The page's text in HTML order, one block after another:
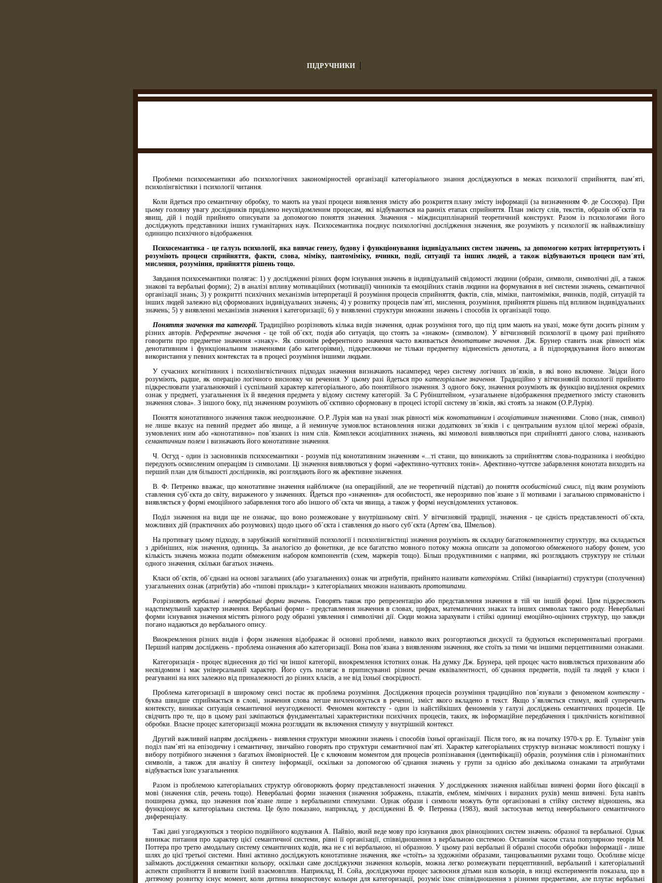
ПІДРУЧНИКИ
Проблеми психосемантики або психологічних закономірностей організації категоріального знання досліджуються в межах психології сприйняття, пам´яті,
психолінгвістики і психології читання.
Коли йдеться про семантичну обробку, то мають на увазі процеси виявлення змісту або розкриття плану змісту інформації (за визначенням Ф. де Соссюра). При
цьому головну увагу дослідників приділено неусвідомленим процесам, які відбуваються на ранніх етапах сприйняття. План змісту слів, текстів, образів об´єктів та
явищ, дій і подій прийнято описувати за допомогою поняття значення. Значення - міждисциплінарний теоретичний конструкт. Разом із психологами його
досліджують представники інших гуманітарних наук. Психосемантика поєднує психологічні дослідження значення, яке розуміють у психології як найважливішу
одиницю психічного відображення.
Психосемантика - це галузь психології, яка вивчає генезу, будову і функціонування індивідуальних систем значень, за допомогою котрих інтерпретують і
розуміють процеси сприйняття, факти, слова, міміку, пантоміміку, вчинки, події, ситуації та інших людей, а також відбуваються процеси пам´яті,
мислення, розуміння, прийняття рішень тощо.
Завдання психосемантики полягає: 1) у дослідженні різних форм існування значень в індивідуальній свідомості людини (образи, символи, символічні дії, а також
знакові та вербальні форми); 2) в аналізі впливу мотиваційних (мотивації) чинників та емоційних станів людини на формування в неї системи значень, семантичної
організації знань; 3) у розкритті психічних механізмів інтерпретації й розуміння процесів сприйняття, фактів, слів, міміки, пантоміміки, вчинків, подій, ситуацій та
інших людей залежно від сформованих індивідуальних значень; 4) у розвитку процесів пам´яті, мислення, розуміння, прийняття рішень під впливом індивідуальних
значень; 5) у виявленні механізмів значення і категоризації; 6) у виявленні структури множини значень і способів їх організації тощо.
Поняття значення та категорії.Традиційно розрізняють кілька видів значення, однак розуміння того, що під цим мають на увазі, може бути досить різним у
різних авторів.Референтне значення- це той об´єкт, подія або ситуація, що стоять за «знаком» (символом). У вітчизняній психології в цьому разі прийнято
говорити про предметне значення «знаку». Як синонім референтного значення часто вживається денотативне значення. Дж. Брунер ставить знак рівності між
денотативним і функціональним значеннями (або категоріями), підкреслюючи не тільки предметну віднесеність денотата, а й підпорядкування його вимогам
використання у певних контекстах та в процесі розуміння іншими людьми.
У сучасних когнітивних і психолінгвістичних підходах значення визначають насамперед через систему логічних зв´язків, в які воно включене. Звідси його
розуміють, радше, як операцію логічного висновку чи речення. У цьому разі йдеться про категоріальне значення. Традиційно у вітчизняній психології прийнято
підкреслювати узагальнюючий і суспільний характер категоріального, або понятійного значення. З одного боку, значення розуміють як функцію виділення окремих
ознак у предметі, узагальнення їх й введення предмета у відому систему категорій. За С Рубінштейном, «узагальнене відображення предметного змісту становить
значення слова». З іншого боку, під значенням розуміють об´єктивно сформовану в процесі історії систему зв´язків, які стоять за знаком (О.Р.Лурія).
Поняття конотативного значення також неоднозначне. О.Р. Лурія мав на увазі знак рівності між конотативнимі асоціативнимзначеннями. Слово (знак, символ)
не лише вказує на певний предмет або явище, а й неминуче зумовлює встановлення низки додаткових зв´язків і є центральним вузлом цілої мережі образів,
зумовлених ним або «конотативно» пов´язаних із ним слів. Комплекси асоціативних значень, які мимоволі виявляються при сприйнятті даного слова, називають
семантичним полем і визначають його конотативне значення.
Ч. Осгуд - один із засновників психосемантики - розумів під конотативним значенням «...ті стани, що виникають за сприйняттям слова-подразника і необхідно
передують осмисленим операціям із символами. Ці значення виявляються у формі «афективно-чуттєвих тонів». Афективно-чуттєве забарвлення конотата виходить на
перший план для більшості дослідників, які розглядають його як афективне значення.
В. Ф. Петренко вважає, що конотативне значення найближче (на операційний, але не теоретичній підставі) до поняттяособистісний смисл, під яким розуміють
ставлення суб´єкта до світу, вираженого у значеннях. Йдеться про «значення» для особистості, яке нерозривно пов´язане з її мотивами і загальною спрямованістю і
виявляється у формі емоційного забарвлення того або іншого об´єкта чи явища, а також у формі неусвідомлених установок.
Поділ значення на види ще не означає, що воно розмежоване у внутрішньому світі. У вітчизняній традиції, значення - це єдність представленості об´єкта,
можливих дій (практичних або розумових) щодо цього об´єкта і ставлення до нього суб´єкта (Артем´єва, Шмельов).
На противагу цьому підходу, в зарубіжній когнітивній психології і психолінгвістиці значення розуміють як складну багатокомпонентну структуру, яка складається
з дрібніших, ніж значення, одиниць. За аналогією до фонетики, де все багатство мовного потоку можна описати за допомогою обмеженого набору фонем, усю
кількість значень можна подати обмеженим набором компонентів (схем, маркерів тощо). Більш продуктивними є напрями, які розглядають структуру не стільки
одного значення, скільки багатьох значень.
Класи об´єктів, об´єднані на основі загальних (або узагальнених) ознак чи атрибутів, прийнято називати категоріями. Стійкі (інваріантні) структури (сполучення)
узагальнених ознак (атрибутів) або «типові приклади» з категоріальних множин називають прототипами.
Розрізняютьвербальні і невербальні форми значень. Говорять також про репрезентацію або представлення значення в тій чи іншій формі. Цим підкреслюють
надстимульний характер значення. Вербальні форми - представлення значення в словах, цифрах, математичних знаках та інших символах такого роду. Невербальні
форми існування значення містять різного роду образні уявлення і символічні дії. Сюди можна зарахувати і стійкі одиниці емоційно-оцінних структур, що завжди
погано надаються до вербального опису.
Виокремлення різних видів і форм значення відображає й основні проблеми, навколо яких розгортаються дискусії та будуються експериментальні програми.
Перший напрям досліджень - проблема означення або категоризації. Вона пов´язана з виявленням значення, яке стоїть за тими чи іншими перцептивними ознаками.
Категоризація - процес віднесення до тієї чи іншої категорії, виокремлення істотних ознак. На думку Дж. Брунера, цей процес часто виявляється прихованим або
несвідомим і має універсальний характер. Його суть полягає в приписуванні різним речам еквівалентності, об´єднання предметів, подій та людей у класи і
реагуванні на них залежно від приналежності до різних класів, а не від їхньої своєрідності.
Проблема категоризації в широкому сенсі постає як проблема розуміння. Дослідження процесів розуміння традиційно пов´язували з феноменом контексту-
буква швидше сприймається в слові, значення слова легше вичленовується в реченні, зміст якого вкладено в текст. Якщо з´являється стимул, який суперечить
контексту, виникає ситуація семантичної неузгодженості. Феномен контексту - один із найстійкіших феноменів у галузі досліджень семантичних процесів. Це
свідчить про те, що в цьому разі зачіпаються фундаментальні характеристики психічних процесів, таких, як інформаційне передбачення і циклічність когнітивної
обробки. Власне процес категоризації можна розглядати як включення стимулу у внутрішній контекст.
Другий важливий напрям досліджень - виявлення структури множини значень і способів їхньої організації. Після того, як на початку 1970-х pp. E. Тульвінг увів
поділ пам´яті на епізодичну і семантичну, звичайно говорять про структури семантичної пам´яті. Характер категоріальних структур визначає можливості пошуку і
вибору потрібного значення з багатьох ймовірностей. Це є ключовим моментом для процесів розпізнавання (ідентифікації) образів, розуміння слів і різноманітних
символів, а також для аналізу й синтезу інформації, оскільки за допомогою об´єднання значень у групи за однією або декількома ознаками та атрибутами
відбувається їхнє узагальнення.
Разом із проблемою категоріальних структур обговорюють форму представленості значення. У дослідженнях значення найбільш вивчені форми його фіксації в
мові (значення слів, речень тощо). Невербальні форми значення (значення зображень, плакатів, емблем, мімічних і виразних рухів) менш вивчені. Була навіть
поширена думка, що значення пов´язане лише з вербальними стимулами. Однак образи і символи можуть бути організовані в стійку систему відношень, яка
функціонує як категоріальна система. Це було показано, наприклад, у дослідженні В. Ф. Петренка (1983), який застосував метод невербального семантичного
диференціалу.
Такі дані узгоджуються з теорією подвійного кодування А. Пайвіо, який веде мову про існування двох рівноцінних систем значень: образної та вербальної. Однак
виникає питання про характер цієї семантичної системи, рівні її організації, співвідношення з вербальною системою. Останнім часом стала популярною теорія М.
Поттера про третю амодальну систему семантичних кодів, яка не є ні вербальною, ні образною. У цьому разі вербальні й образні способи обробки інформації - лише
шлях до цієї третьої системи. Нині активно досліджують конотативне значення, яке «стоїть» за художніми образами, танцювальними рухами тощо. Особливе місце
займають дослідження семантики кольору, оскільки саме досліджуючи значення кольорів, можна легко розмежувати перцептивний, вербальний і категоріальний
аспекти сприйняття й виявити їхній взаємовплив. Наприклад, Н. Сойа, досліджуючи процес засвоєння дітьми назв кольорів, в низці експериментів показала, що в
дитячому розвитку існує момент, коли дитина використовує кольори для категоризації, розуміє їхнє співвідношення з різними предметами, але плутає вербальні